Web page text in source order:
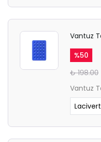
Vantuz
%50
₺ 198.00
Vantuz